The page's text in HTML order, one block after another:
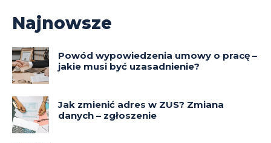
Najnowsze
Powód wypowiedzenia umowy o pracę –
jakie musi być uzasadnienie?
Jak zmienić adres w ZUS? Zmiana
danych – zgłoszenie